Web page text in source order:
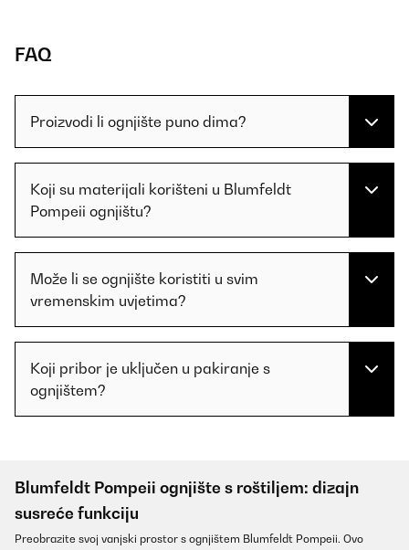
FAQ
Proizvodi li ognjište puno dima?
Koji su materijali korišteni u Blumfeldt
Pompeii ognjištu?
Može li se ognjište koristiti u svim
vremenskim uvjetima?
Koji pribor je uključen u pakiranje s
ognjištem?
Blumfeldt Pompeii ognjište s roštiljem: dizajn
susreće funkciju
Preobrazite svoj vanjski prostor s ognjištem Blumfeldt Pompeii. Ovo